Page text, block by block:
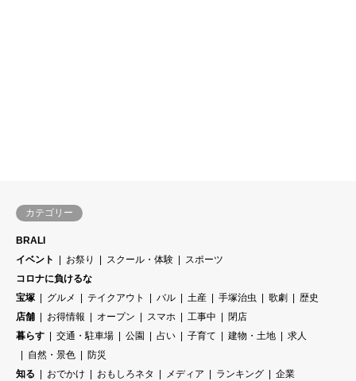
カテゴリー
BRALI
イベント
お祭り スクール・体験
スポーツ
コロナに負けるな
宝塚
グルメ テイクアウト バル 土産 手塚治虫 歌劇
歴史
店舗
お得情報 オープン スマホ 工事中
閉店
暮らす
交通・駐車場 公園 占い 子育て 建物・土地
求人
自然・景色
防災
知る
おでかけ おもしろネタ メディア ランキング
企業